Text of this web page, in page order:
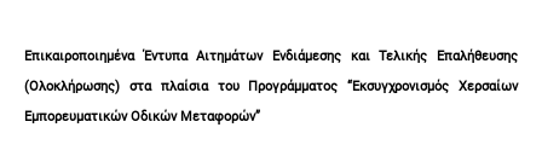
Επικαιροποιημένα Έντυπα Αιτημάτων Ενδιάμεσης και Τελικής Επαλήθευσης
(Ολοκλήρωσης) στα πλαίσια του Προγράμματος “Εκσυγχρονισμός Χερσαίων
Εμπορευματικών Οδικών Μεταφορών”